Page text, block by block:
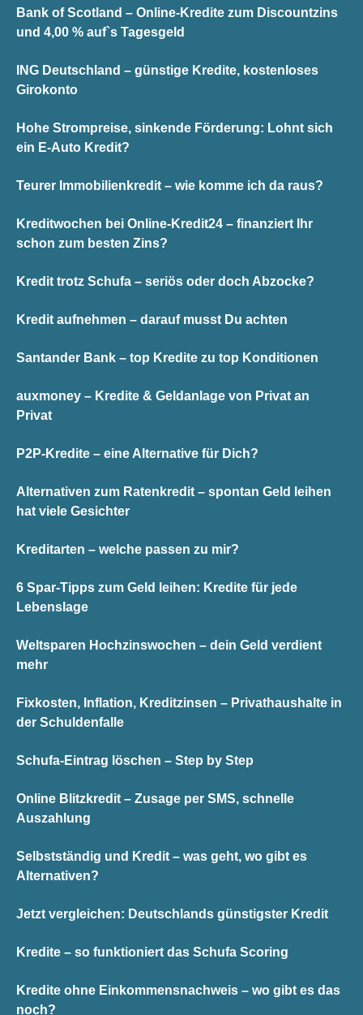
Bank of Scotland – Online-Kredite zum Discountzins
und 4,00 % auf`s Tagesgeld
ING Deutschland – günstige Kredite, kostenloses
Girokonto
Hohe Strompreise, sinkende Förderung: Lohnt sich
ein E-Auto Kredit?
Teurer Immobilienkredit – wie komme ich da raus?
Kreditwochen bei Online-Kredit24 – finanziert Ihr
schon zum besten Zins?
Kredit trotz Schufa – seriös oder doch Abzocke?
Kredit aufnehmen – darauf musst Du achten
Santander Bank – top Kredite zu top Konditionen
auxmoney – Kredite & Geldanlage von Privat an
Privat
P2P-Kredite – eine Alternative für Dich?
Alternativen zum Ratenkredit – spontan Geld leihen
hat viele Gesichter
Kreditarten – welche passen zu mir?
6 Spar-Tipps zum Geld leihen: Kredite für jede
Lebenslage
Weltsparen Hochzinswochen – dein Geld verdient
mehr
Fixkosten, Inflation, Kreditzinsen – Privathaushalte in
der Schuldenfalle
Schufa-Eintrag löschen – Step by Step
Online Blitzkredit – Zusage per SMS, schnelle
Auszahlung
Selbstständig und Kredit – was geht, wo gibt es
Alternativen?
Jetzt vergleichen: Deutschlands günstigster Kredit
Kredite – so funktioniert das Schufa Scoring
Kredite ohne Einkommensnachweis – wo gibt es das
noch?